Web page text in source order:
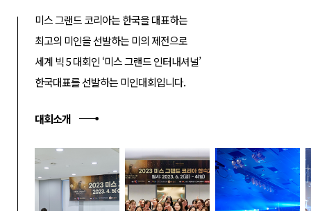
미스 그랜드 코리아는 한국을 대표하는
최고의 미인을 선발하는 미의 제전으로
세계 빅 5 대회인 ‘미스 그랜드 인터내셔널’
한국대표를 선발하는 미인대회입니다.
대회소개